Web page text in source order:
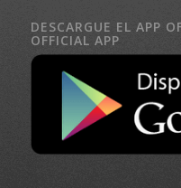
DESCARGUE EL APP
OFFICIAL APP